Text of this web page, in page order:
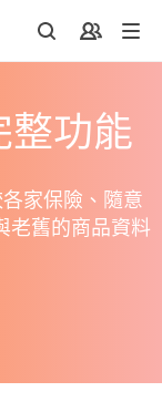
整功能
家保險、隨意
老舊的商品資料